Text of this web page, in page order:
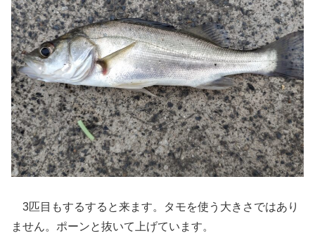
3匹目もするすると来ます。タモを使う大きさではあり
ません。ポーンと抜いて上げています。